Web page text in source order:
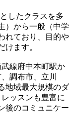
したクラスを多
）から一般（中学
れており、目的や
けます。
線府中本町駅か
調布市、立川
地域最大規模のダ
ッスンも豊富に
後のコミュニケー